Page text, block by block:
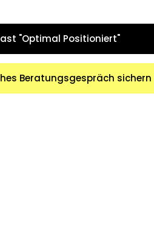
"Optimal Positioniert"
Beratungsgespräch sichern